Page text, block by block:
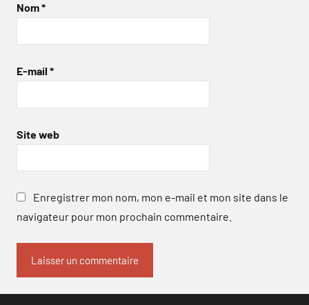
Nom*
E-mail *
Site web
Enregistrer mon nom, mon e-mail et mon site dans le
navigateur pour mon prochain commentaire.